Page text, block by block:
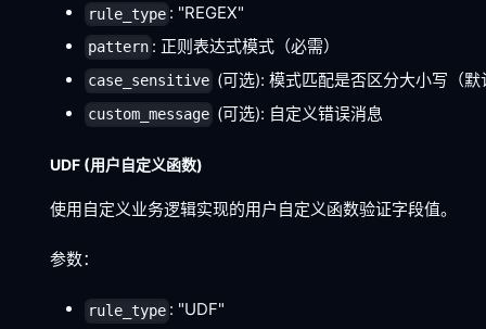
rule_type : "REGEX"
pattern : 正则表达式模式（必需）
case_sensitive (可选): 模式匹配是否区分大小写（
custom_message (可选): 自定义错误消息
UDF (用户自定义函数)
使用自定义业务逻辑实现的用户自定义函数验证字段值。
参数：
rule_type : "UDF"